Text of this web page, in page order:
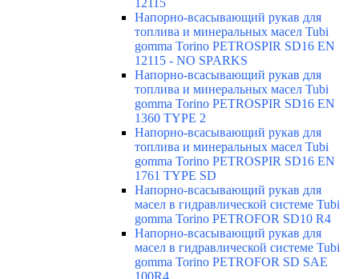
Напорно-всасывающий рукав для
топлива и минеральных масел Tubi
gomma Torino PETROSPIR SD16 EN
12115 - NO SPARKS
Напорно-всасывающий рукав для
топлива и минеральных масел Tubi
gomma Torino PETROSPIR SD16 EN
1360 TYPE 2
Напорно-всасывающий рукав для
топлива и минеральных масел Tubi
gomma Torino PETROSPIR SD16 EN
1761 TYPE SD
Напорно-всасывающий рукав для
масел в гидравлической системе Tubi
gomma Torino PETROFOR SD10 R4
Напорно-всасывающий рукав для
масел в гидравлической системе Tubi
gomma Torino PETROFOR SD SAE
100R4